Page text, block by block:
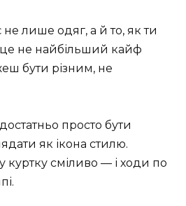
лише одяг, а й то, як ти
це не найбільший кайф
бути різним, не
просто бути
як ікона стилю.
куртку сміливо — і ходи по